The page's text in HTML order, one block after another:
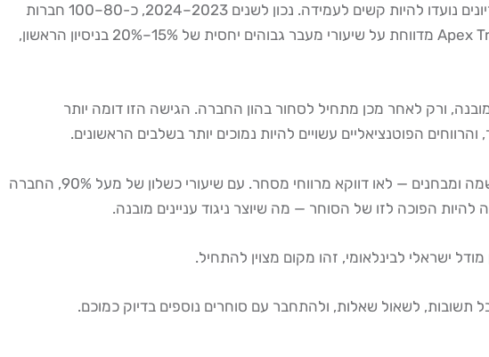
ועליו לעמוד ביעדי רווח מוגדרים מראש תוך שמירה על מגבלות דרו-דאון קפדניות. הלחץ גבוה, הכללים נוקשים, והקריטריונים נועדו להיות קשים לעמידה. נכון לשנים 2023–2024, כ-80–100 חברות
פרופ נסגרו ברחבי העולם, ושיעורי המעבר במבחנים צנחו לממוצע של 5%–10% בלבד ברמה הגלובלית. Apex Trader Funding מדווחת על שיעורי מעבר גבוהים יחסית של 15%–20% בניסיון הראשון,
ורק לאחר מכן מתחיל לסחור בהון החברה. הגישה הזו דומה יותר
הפוטנציאליים עשויים להיות נמוכים יותר בשלבים הראשונים.
נקודה קריטית שרבים מפספסים: חלק מחברות הנוסטרו הבינלאומיות בונות את מודל הרווח שלהן על הכנסות מדמי הרשמה ומבחנים — לאו דווקא מרווחי מסחר. עם שיעורי כשלון של מעל 90%, החברה
ישראלי לבינלאומי, זהו מקום מצוין להתחיל.
תשובות, לשאול שאלות, ולהתחבר עם סוחרים נוספים בדיוק כמוכם.